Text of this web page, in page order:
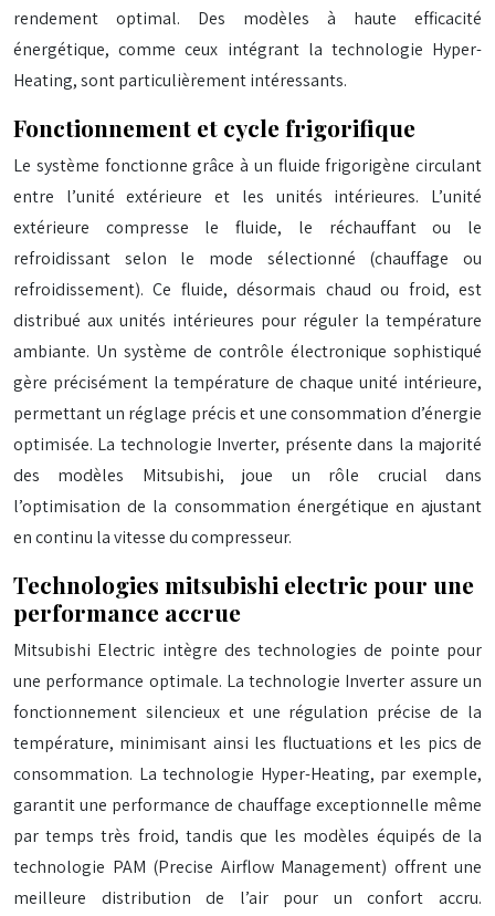
rendement optimal. Des modèles à haute efficacité
énergétique, comme ceux intégrant la technologie Hyper-
Heating, sont particulièrement intéressants.
Fonctionnement et cycle frigorifique
Le système fonctionne grâce à un fluide frigorigène circulant
entre l’unité extérieure et les unités intérieures. L’unité
extérieure compresse le fluide, le réchauffant ou le
refroidissant selon le mode sélectionné (chauffage ou
refroidissement). Ce fluide, désormais chaud ou froid, est
distribué aux unités intérieures pour réguler la température
ambiante. Un système de contrôle électronique sophistiqué
gère précisément la température de chaque unité intérieure,
permettant un réglage précis et une consommation d’énergie
optimisée. La technologie Inverter, présente dans la majorité
des modèles Mitsubishi, joue un rôle crucial dans
l’optimisation de la consommation énergétique en ajustant
en continu la vitesse du compresseur.
Technologies mitsubishi electric pour une
performance accrue
Mitsubishi Electric intègre des technologies de pointe pour
une performance optimale. La technologie Inverter assure un
fonctionnement silencieux et une régulation précise de la
température, minimisant ainsi les fluctuations et les pics de
consommation. La technologie Hyper-Heating, par exemple,
garantit une performance de chauffage exceptionnelle même
par temps très froid, tandis que les modèles équipés de la
technologie PAM (Precise Airflow Management) offrent une
meilleure distribution de l’air pour un confort accru.